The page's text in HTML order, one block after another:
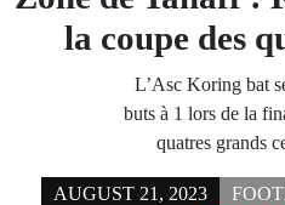
la coupe des
L’Asc Koring bat
buts à 1 lors de la
quatres grands
AUGUST 21, 2023